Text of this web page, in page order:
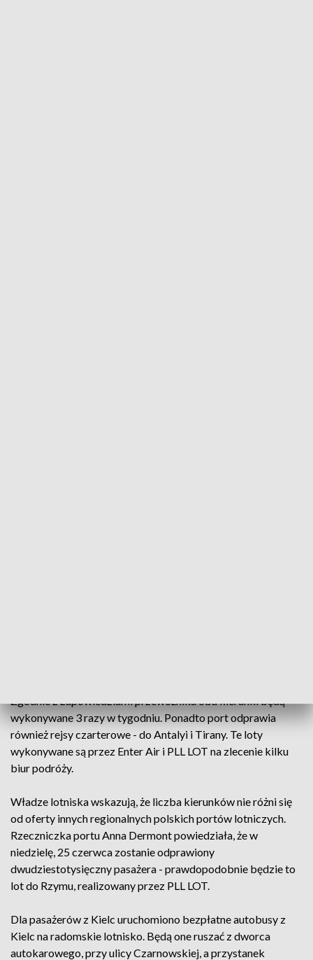
Zgodnie z zapowiedziami przewoźnika oba kierunki będą
wykonywane 3 razy w tygodniu. Ponadto port odprawia
również rejsy czarterowe - do Antalyi i Tirany. Te loty
wykonywane są przez Enter Air i PLL LOT na zlecenie kilku
biur podróży.
Władze lotniska wskazują, że liczba kierunków nie różni się
od oferty innych regionalnych polskich portów lotniczych.
Rzeczniczka portu Anna Dermont powiedziała, że w
niedzielę, 25 czerwca zostanie odprawiony
dwudziestotysięczny pasażera - prawdopodobnie będzie to
lot do Rzymu, realizowany przez PLL LOT.
Dla pasażerów z Kielc uruchomiono bezpłatne autobusy z
Kielc na radomskie lotnisko. Będą one ruszać z dworca
autokarowego, przy ulicy Czarnowskiej, a przystanek